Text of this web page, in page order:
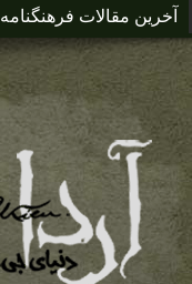
آخرین مقالات فرهنگنامه